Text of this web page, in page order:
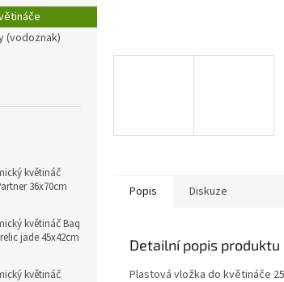
(vodoznak)
květináč
36x70cm
květináč Baq
jade 45x42cm
květináč
Popis Diskuze
Detailní popis produktu
Plastová vložka do květináče